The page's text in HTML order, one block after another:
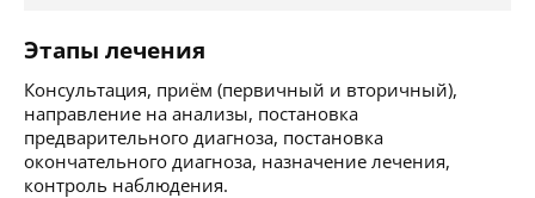
Этапы лечения
Консультация, приём (первичный и вторичный),
направление на анализы, постановка
предварительного диагноза, постановка
окончательного диагноза, назначение лечения,
контроль наблюдения.